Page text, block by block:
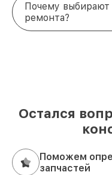
Почему
ремонта?
Остался
Поможем
запчастей